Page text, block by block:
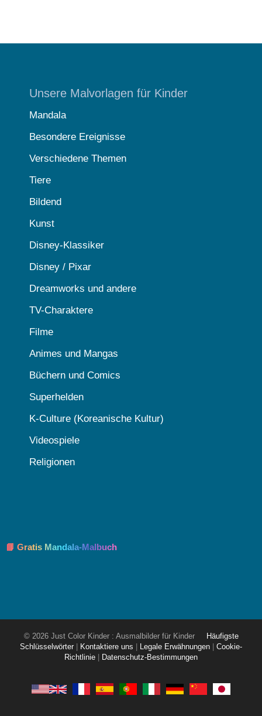
Unsere Malvorlagen für Kinder
Mandala
Besondere Ereignisse
Verschiedene Themen
Tiere
Bildend
Kunst
Disney-Klassiker
Disney / Pixar
Dreamworks und andere
TV-Charaktere
Filme
Animes und Mangas
Büchern und Comics
Superhelden
K-Culture (Koreanische Kultur)
Videospiele
Religionen
📘 Gratis Mandala-Malbuch
© 2026 Just Color Kinder : Ausmalbilder für Kinder
Häufigste
Schlüsselwörter
Kontaktiere uns Legale Erwähnungen
Cookie-
Richtlinie
Datenschutz-Bestimmungen